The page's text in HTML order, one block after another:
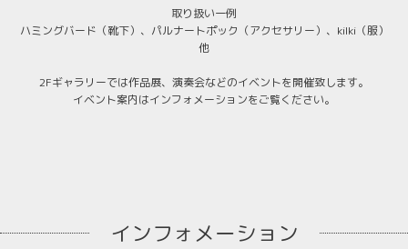
取り扱い一例
ハミングバード（靴下）、パルナートポック（アクセサリー）、kilki（服）
他
2Fギャラリーでは作品展、演奏会などのイベントを開催致します。
イベント案内はインフォメーションをご覧ください。
インフォメーション